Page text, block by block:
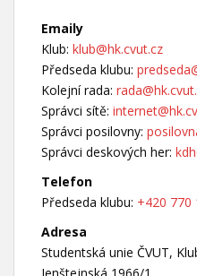
Emaily
Klub: klub@hk.cvut.cz
Předseda klubu:
Kolejní rada:
Správci sítě:
Správci posilovny:
Správci deskových her:
Telefon
Předseda klubu: +420 770
Adresa
Studentská unie ČVUT,